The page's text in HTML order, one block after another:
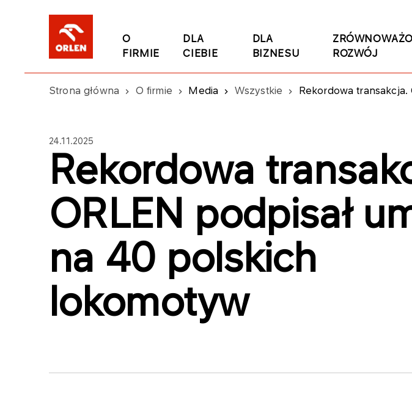
O
FIRMIE
DLA
CIEBIE
DLA
BIZNESU
ROZWÓJ
Strona główna O firmie Media Wszystkie Rekordowa
24.11.2025
Rekordowa
ORLEN podpisał
na 40 polskich
lokomotyw